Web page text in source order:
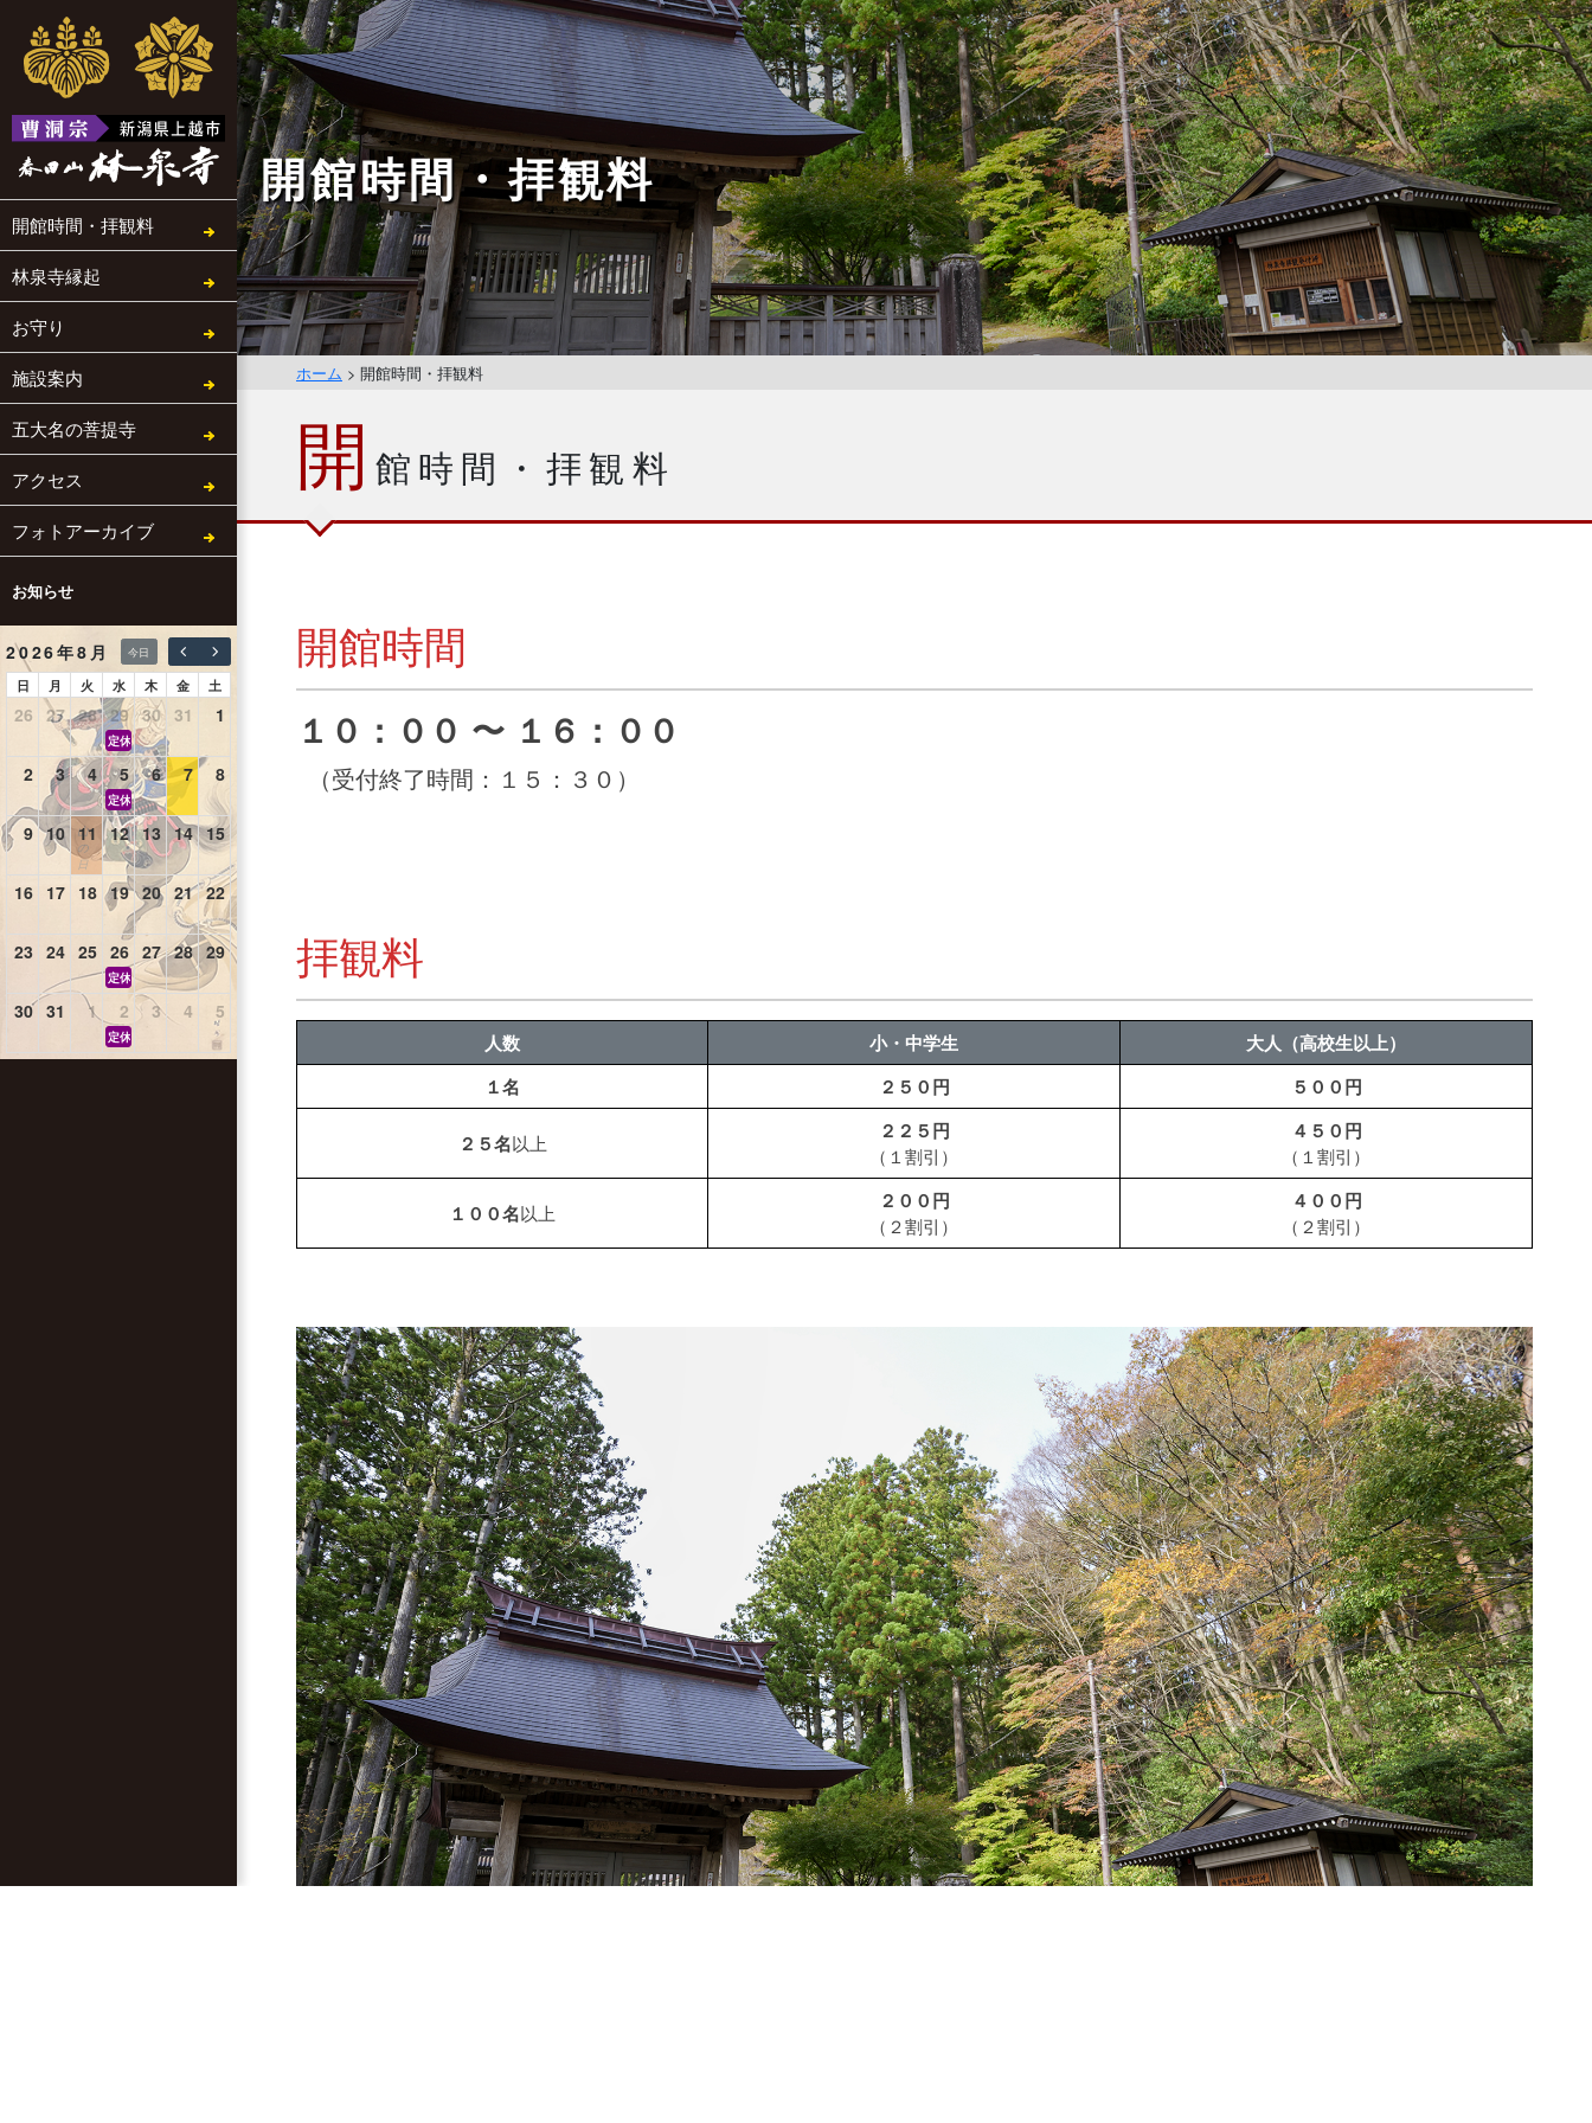
開館時間・拝観料
林泉寺縁起
お守り
施設案内
五大名の菩提寺
アクセス
フォトアーカイブ
お知らせ
2026年8月 今日
日 月 火 水 木 金 土
26 27 28 29
定休日
30 31 1
2 3 4 5
定休日
6 7 8
9 10 11
山
の
日
12 13 14 15
16 17 18 19 20 21 22
23 24 25 26
定休日
27 28 29
30 31 1 2
定休日
3 4 5
開館時間・拝観料
ホーム > 開館時間・拝観料
開館時間・拝観料
開館時間
１０：００ 〜 １６：００
（受付終了時間：１５：３０）
拝観料
人数 小・中学生
大人（高校生以上）
１名
２５０円 ５００円
２５名以上 ２２５円
（１割引）
４５０円
（１割引）
１００名以上 ２００円
（２割引）
４００円
（２割引）